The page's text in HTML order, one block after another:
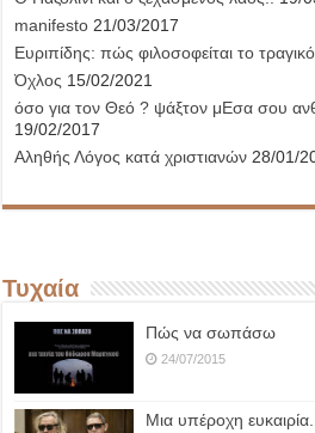
manifesto 21/03/2017
Ευριπίδης: πώς φιλοσοφείται το
Όχλος 15/02/2021
όσο για τον Θεό ? ψάξτον μΕσα σου
19/02/2017
Αληθής Λόγος κατά χριστιανών 28/01/
Τυχαία
Πώς να σωπάσω
24/07/2015
Μια υπέροχη ευκαιρία..